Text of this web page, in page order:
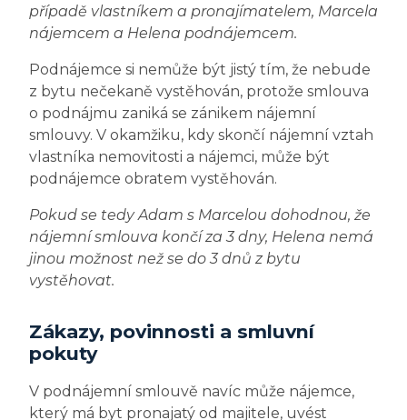
případě vlastníkem a pronajímatelem, Marcela
nájemcem a Helena podnájemcem.
Podnájemce si nemůže být jistý tím, že nebude
z bytu nečekaně vystěhován, protože smlouva
o podnájmu zaniká se zánikem nájemní
smlouvy. V okamžiku, kdy skončí nájemní vztah
vlastníka nemovitosti a nájemci, může být
podnájemce obratem vystěhován.
Pokud se tedy Adam s Marcelou dohodnou, že
nájemní smlouva končí za 3 dny, Helena nemá
jinou možnost než se do 3 dnů z bytu
vystěhovat.
Zákazy, povinnosti a smluvní
pokuty
V podnájemní smlouvě navíc může nájemce,
který má byt pronajatý od majitele, uvést